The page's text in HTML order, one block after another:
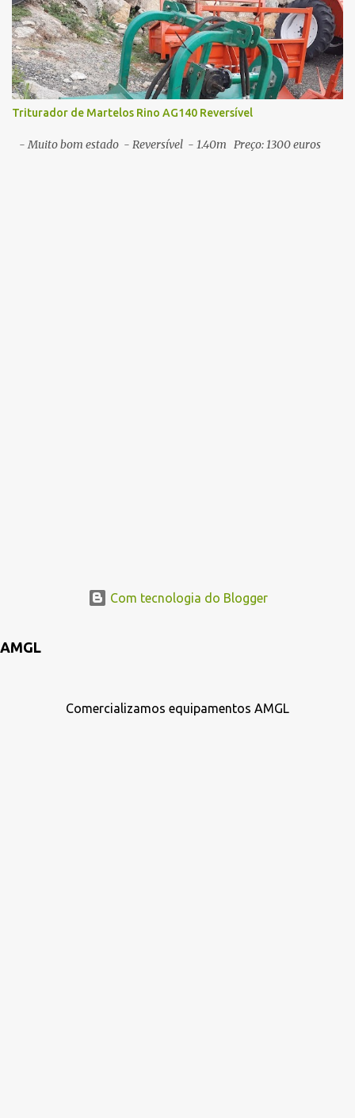
Triturador de Martelos Rino AG140 Reversível
- Muito bom estado - Reversível - 1.40m Preço: 1300 euros
Com tecnologia do Blogger
AMGL
Comercializamos equipamentos AMGL